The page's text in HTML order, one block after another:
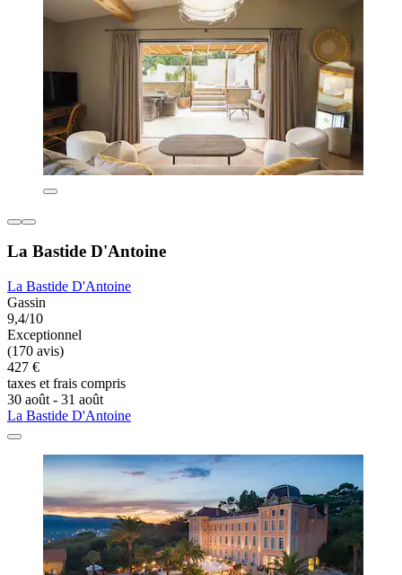
La Bastide D'Antoine
La Bastide D'Antoine
Gassin
9,4/10
Exceptionnel
(170 avis)
427 €
taxes et frais compris
30 août - 31 août
La Bastide D'Antoine